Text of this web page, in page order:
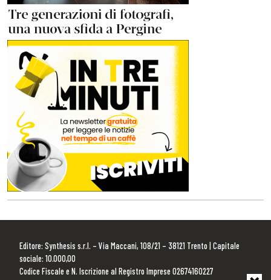
Editore: Synthesis s.r.l. – Via Maccani, 108/21 – 38121 Trento | Capitale
sociale: 10.000,00
Codice Fiscale e N. Iscrizione al Registro Imprese 02674160227